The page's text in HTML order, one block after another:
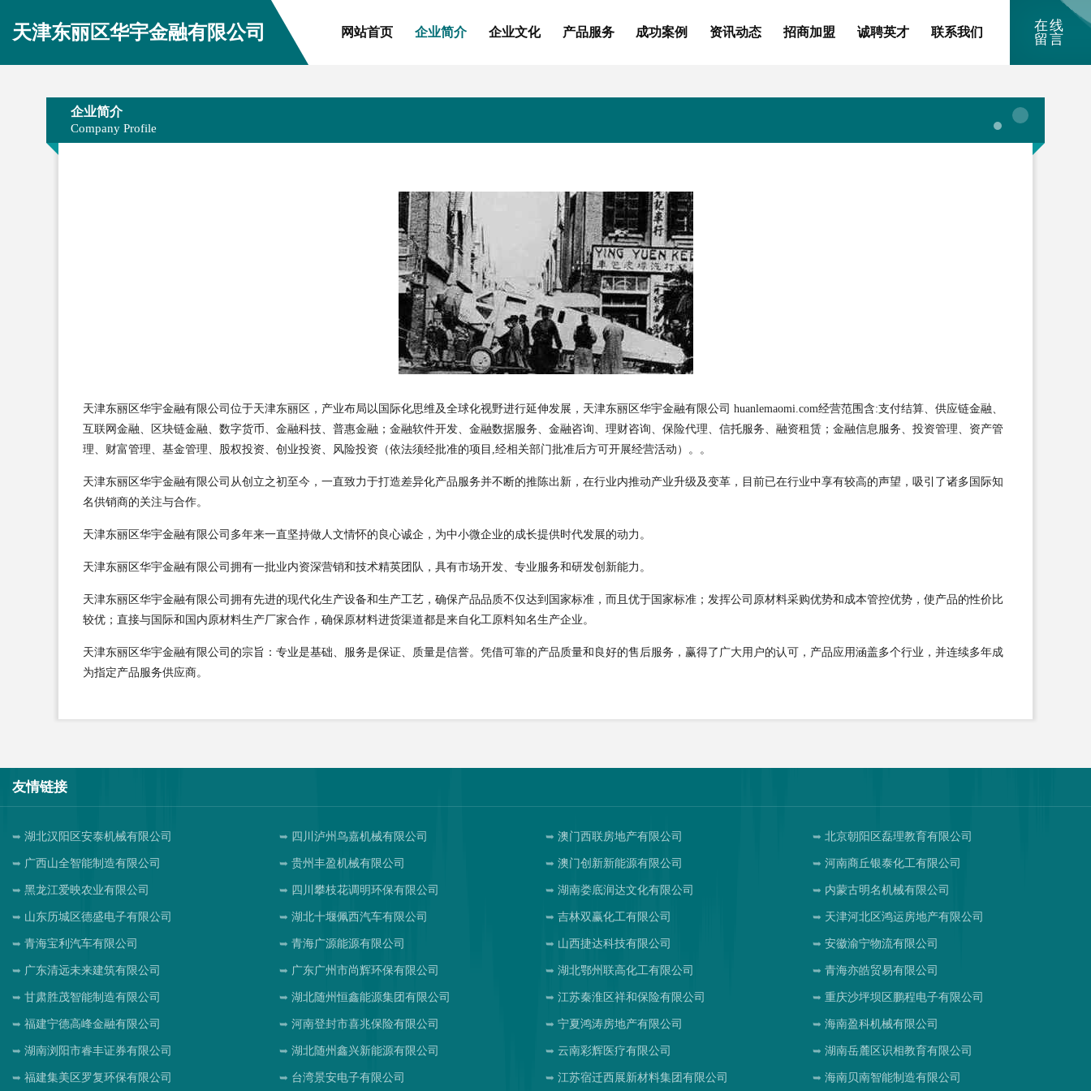
天津东丽区华宇金融有限公司 网站首页 企业简介 企业文化 产品服务 成功案例 资讯动态 招商加盟 诚聘英才 联系我们
在线
留言
企业简介
Company Profile
天津东丽区华宇金融有限公司位于天津东丽区，产业布局以国际化思维及全球化视野进行延伸发展，天津东丽区华宇金融有限公司 huanlemaomi.com经营范围含:支付结算、供应链金融、
互联网金融、区块链金融、数字货币、金融科技、普惠金融；金融软件开发、金融数据服务、金融咨询、理财咨询、保险代理、信托服务、融资租赁；金融信息服务、投资管理、资产管
理、财富管理、基金管理、股权投资、创业投资、风险投资（依法须经批准的项目,经相关部门批准后方可开展经营活动）。。
天津东丽区华宇金融有限公司从创立之初至今，一直致力于打造差异化产品服务并不断的推陈出新，在行业内推动产业升级及变革，目前已在行业中享有较高的声望，吸引了诸多国际知
名供销商的关注与合作。
天津东丽区华宇金融有限公司多年来一直坚持做人文情怀的良心诚企，为中小微企业的成长提供时代发展的动力。
天津东丽区华宇金融有限公司拥有一批业内资深营销和技术精英团队，具有市场开发、专业服务和研发创新能力。
天津东丽区华宇金融有限公司拥有先进的现代化生产设备和生产工艺，确保产品品质不仅达到国家标准，而且优于国家标准；发挥公司原材料采购优势和成本管控优势，使产品的性价比
较优；直接与国际和国内原材料生产厂家合作，确保原材料进货渠道都是来自化工原料知名生产企业。
天津东丽区华宇金融有限公司的宗旨：专业是基础、服务是保证、质量是信誉。凭借可靠的产品质量和良好的售后服务，赢得了广大用户的认可，产品应用涵盖多个行业，并连续多年成
为指定产品服务供应商。
友情链接
湖北汉阳区安泰机械有限公司 四川泸州鸟嘉机械有限公司 澳门西联房地产有限公司 北京朝阳区磊理教育有限公司
广西山全智能制造有限公司 贵州丰盈机械有限公司 澳门创新新能源有限公司 河南商丘银泰化工有限公司
黑龙江爱映农业有限公司 四川攀枝花调明环保有限公司 湖南娄底润达文化有限公司 内蒙古明名机械有限公司
山东历城区德盛电子有限公司 湖北十堰佩西汽车有限公司 吉林双赢化工有限公司 天津河北区鸿运房地产有限公司
青海宝利汽车有限公司 青海广源能源有限公司 山西捷达科技有限公司 安徽渝宁物流有限公司
广东清远未来建筑有限公司 广东广州市尚辉环保有限公司 湖北鄂州联高化工有限公司 青海亦皓贸易有限公司
甘肃胜茂智能制造有限公司 湖北随州恒鑫能源集团有限公司 江苏秦淮区祥和保险有限公司 重庆沙坪坝区鹏程电子有限公司
福建宁德高峰金融有限公司 河南登封市喜兆保险有限公司 宁夏鸿涛房地产有限公司 海南盈科机械有限公司
湖南浏阳市睿丰证券有限公司 湖北随州鑫兴新能源有限公司 云南彩辉医疗有限公司 湖南岳麓区识相教育有限公司
福建集美区罗复环保有限公司 台湾景安电子有限公司 江苏宿迁西展新材料集团有限公司 海南贝南智能制造有限公司